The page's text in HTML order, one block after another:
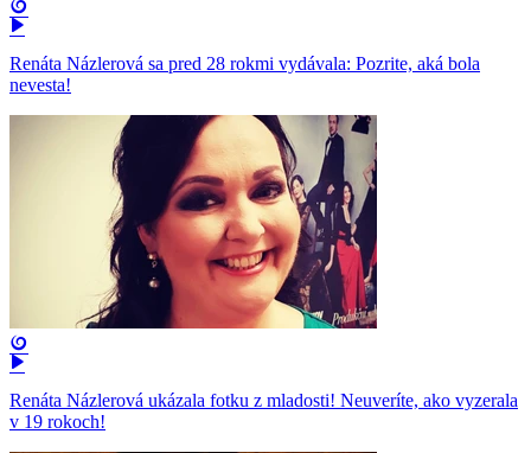
Renáta Názlerová sa pred 28 rokmi vydávala: Pozrite, aká bola
nevesta!
Renáta Názlerová ukázala fotku z mladosti! Neuveríte, ako vyzerala
v 19 rokoch!